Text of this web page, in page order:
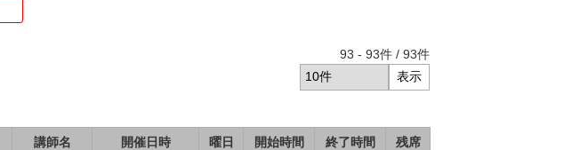
93 - 93件 / 93件
講師名 開催日時 曜日 開始時間 終了時間 残席